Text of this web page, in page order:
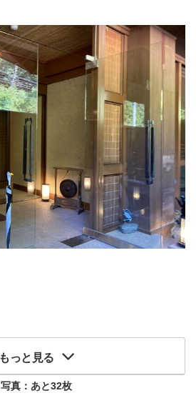
もっと見る
写真：あと32枚